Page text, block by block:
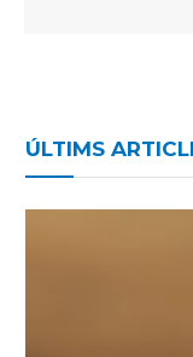
ÚLTIMS